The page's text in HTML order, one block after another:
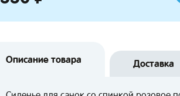
Описание товара Доставка